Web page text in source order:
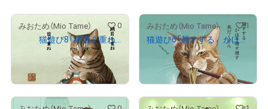
みおため（Mio Tame） 0
売出し（初回販売）
みおため（Mio Tame） 1
猫遊び6「麺すする かほり増す増す 具だくさん」
1,000
売出し（初回販売）